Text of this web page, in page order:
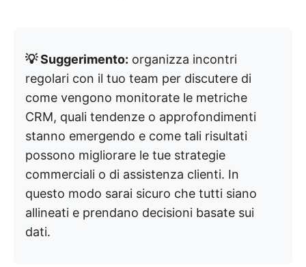
💡 Suggerimento: organizza incontri
regolari con il tuo team per discutere di
come vengono monitorate le metriche
CRM, quali tendenze o approfondimenti
stanno emergendo e come tali risultati
possono migliorare le tue strategie
commerciali o di assistenza clienti. In
questo modo sarai sicuro che tutti siano
allineati e prendano decisioni basate sui
dati.